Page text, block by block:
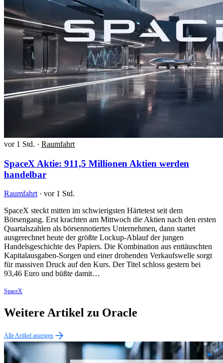
vor 1 Std. · Raumfahrt
SpaceX Aktie: 911,5 Millionen Aktien werden
handelbar
Raumfahrt · vor 1 Std.
SpaceX steckt mitten im schwierigsten Härtetest seit dem
Börsengang. Erst krachten am Mittwoch die Aktien nach den ersten
Quartalszahlen als börsennotiertes Unternehmen, dann startet
ausgerechnet heute der größte Lockup-Ablauf der jungen
Handelsgeschichte des Papiers. Die Kombination aus enttäuschten
Kapitalausgaben-Sorgen und einer drohenden Verkaufswelle sorgt
für massiven Druck auf den Kurs. Der Titel schloss gestern bei
93,46 Euro und büßte damit…
SpaceX
Weitere Artikel zu Oracle
Alle Artikel anzeigen